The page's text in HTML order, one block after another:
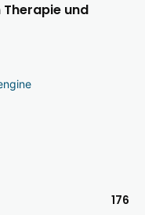
Therapie und
176